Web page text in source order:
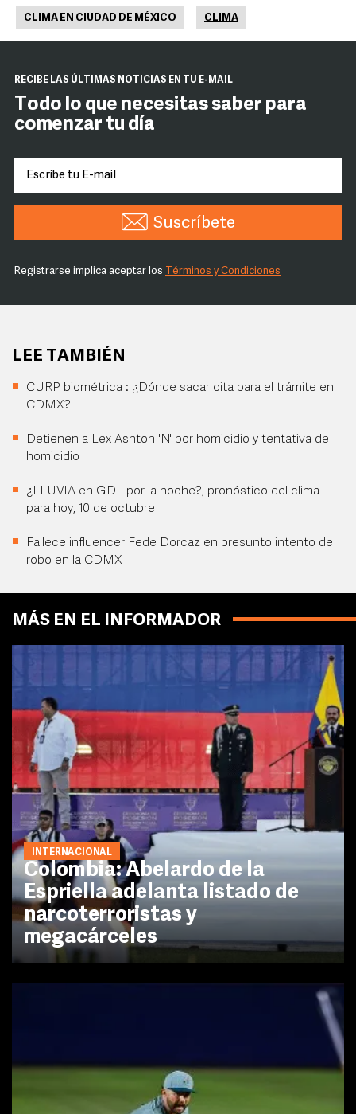
CLIMA EN CIUDAD DE MÉXICO CLIMA
RECIBE LAS ÚLTIMAS NOTICIAS EN TU E-MAIL
Todo lo que necesitas saber para
comenzar tu día
Suscríbete
Registrarse implica aceptar los Términos y Condiciones
LEE TAMBIÉN
CURP biométrica : ¿Dónde sacar cita para el trámite en
CDMX?
Detienen a Lex Ashton 'N' por homicidio y tentativa de
homicidio
¿LLUVIA en GDL por la noche?, pronóstico del clima
para hoy, 10 de octubre
Fallece influencer Fede Dorcaz en presunto intento de
robo en la CDMX
MÁS EN EL INFORMADOR
INTERNACIONAL
Colombia: Abelardo de la
Espriella adelanta listado de
narcoterroristas y
megacárceles